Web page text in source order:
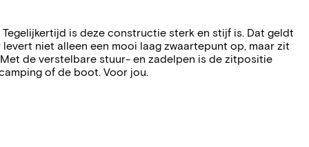
is deze constructie sterk en stijf is. Dat geldt
niet alleen een mooi laag zwaartepunt op, maar zit
de verstelbare stuur- en zadelpen is de zitpositie
of de boot. Voor jou.